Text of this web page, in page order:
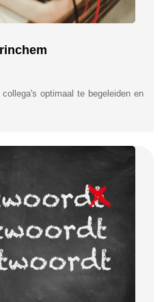
optimaal te begeleiden en